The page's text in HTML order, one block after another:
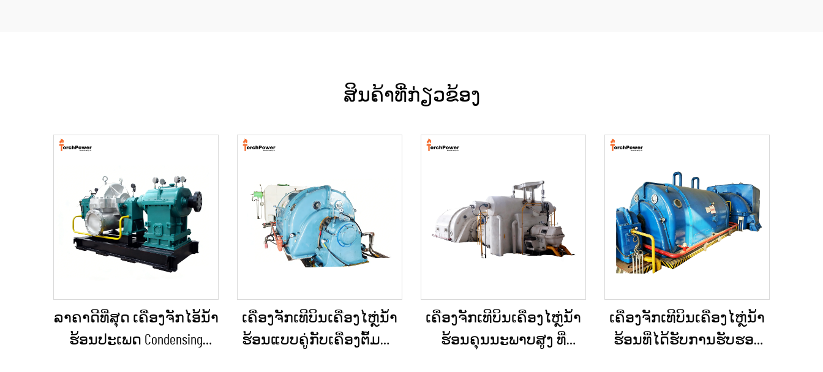
ສິນຄ້າທີ່ກ່ຽວຂ້ອງ
ລາຄາດີທີ່ສຸດ ເຄື່ອງຈັກໄອ້ນ້ຳ
ຮ້ອນປະເພດ Condensing
ເຄື່ອງຈັກເທີບິນເຄື່ອງໄຫຼ່ນ້ຳ
ຮ້ອນແບບຄູ່ກັບເຄື່ອງຕົ້ມນ້ຳ
ເຄື່ອງຈັກເທີບິນເຄື່ອງໄຫຼ່ນ້ຳ
ຮ້ອນຄຸນນະພາບສູງ ທີ່
ເຄື່ອງຈັກເທີບິນເຄື່ອງໄຫຼ່ນ້ຳ
ຮ້ອນທີ່ໄດ້ຮັບການຮັບຮອງ